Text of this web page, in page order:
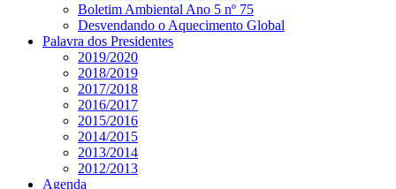
Boletim Ambiental Ano 5 nº 75
Desvendando o Aquecimento Global
Palavra dos Presidentes
2019/2020
2018/2019
2017/2018
2016/2017
2015/2016
2014/2015
2013/2014
2012/2013
Agenda